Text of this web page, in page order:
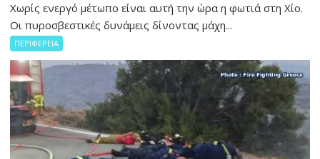
Χωρίς ενεργό μέτωπο είναι αυτή την ώρα η φωτιά στη Χίο.
Οι πυροσβεστικές δυνάμεις δίνοντας μάχη...
ΠΕΡΙΦΕΡΕΙΑ